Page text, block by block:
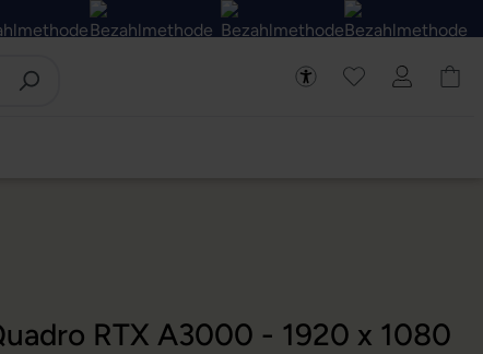
RTX A3000 - 1920 x 1080